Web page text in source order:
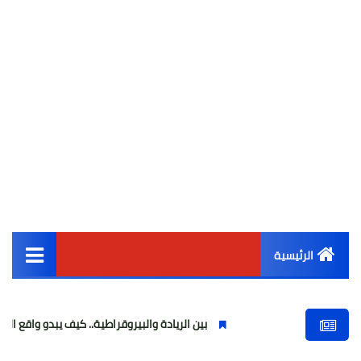
الرئيسية
أخبار مصر
بين الريادة والبيروقراطية.. كيف يبدو واقع التحول الرقمي في